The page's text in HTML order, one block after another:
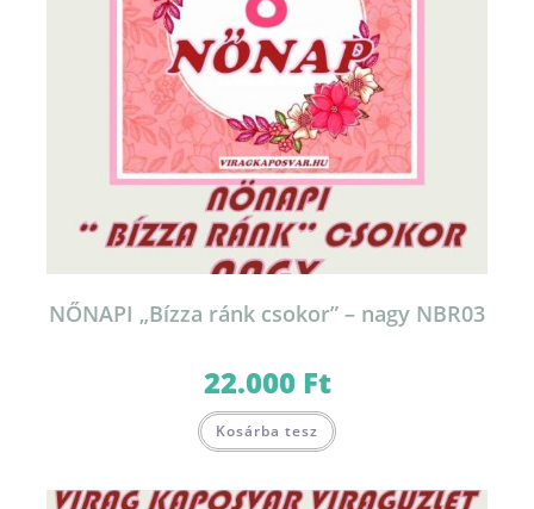
NŐNAPI „Bízza ránk csokor” – nagy NBR03
22.000 Ft
Kosárba tesz